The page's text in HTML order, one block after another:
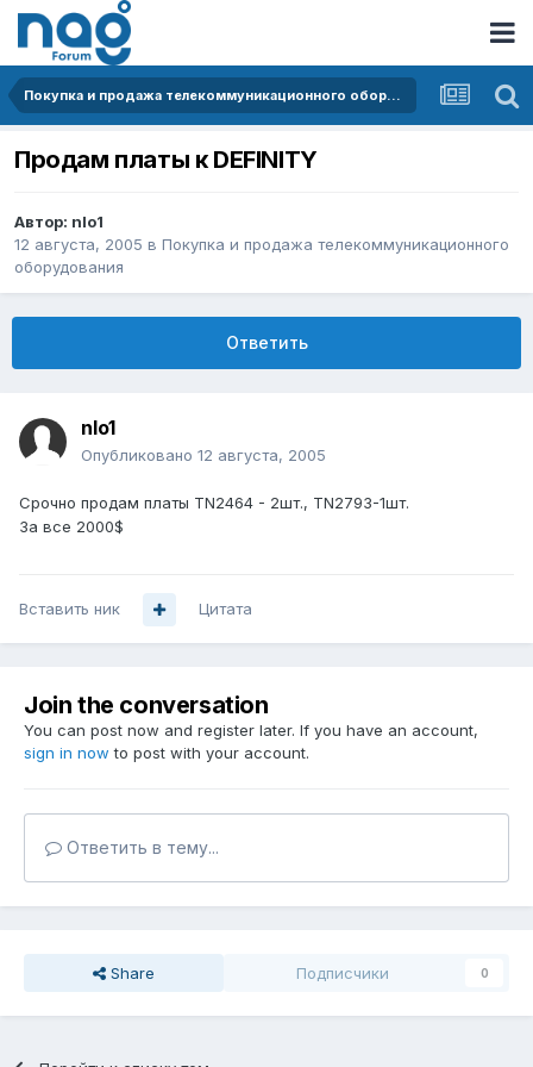
Покупка и продажа телекоммуникационного оборудования
Продам платы к DEFINITY
Автор: nlo1
12 августа, 2005 в Покупка и продажа телекоммуникационного
оборудования
Ответить
nlo1
Опубликовано 12 августа, 2005
Срочно продам платы TN2464 - 2шт., TN2793-1шт.
За все 2000$
Вставить ник Цитата
Join the conversation
You can post now and register later. If you have an account,
sign in now to post with your account.
Ответить в тему...
Share Подписчики 0